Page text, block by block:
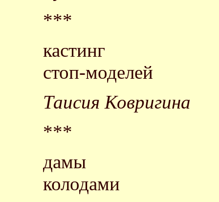
***
кастинг
стоп-моделей
Таисия Ковригина
***
дамы
колодами